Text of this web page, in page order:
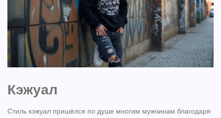
Кэжуал
Стиль кэжуал пришёлся по душе многим мужчинам благодаря